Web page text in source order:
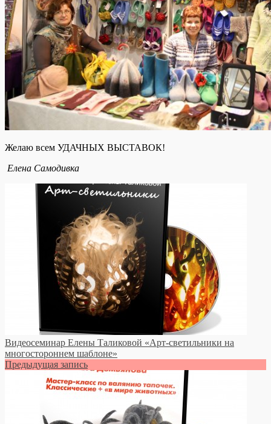
Желаю всем УДАЧНЫХ ВЫСТАВОК!
Елена Самодивка
Видеосеминар Елены Таликовой «Арт-светильники на
многостороннем шаблоне»
Предыдущая запись